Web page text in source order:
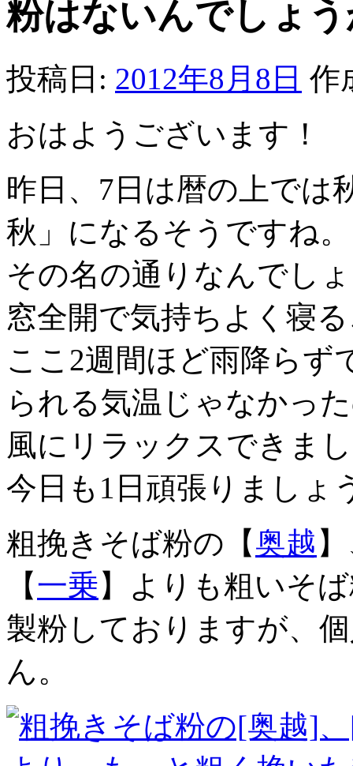
粉はないんでしょ
投稿日: 2012年8月8日 作
おはようございます！
昨日、7日は暦の上では
秋」になるそうですね。
その名の通りなんでし
窓全開で気持ちよく寝
ここ2週間ほど雨降らず
られる気温じゃなかっ
風にリラックスできま
今日も1日頑張りましょ
粗挽きそば粉の【奥越
【一乗】よりも粗いそ
製粉しておりますが、
ん。